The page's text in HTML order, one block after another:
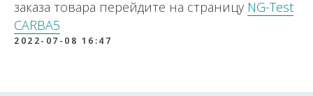
заказа товара перейдите на страницу NG-Test
CARBA5
2022-07-08 16:47